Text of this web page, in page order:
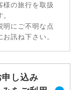
の旅行を取扱
明にご不明な点
訊ね下さい。
し込み